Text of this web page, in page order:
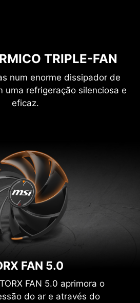
TRIPLE-FAN
num enorme dissipador de
uma refrigeração silenciosa e
eficaz.
FAN 5.0
FAN 5.0 aprimora o
do ar e através do